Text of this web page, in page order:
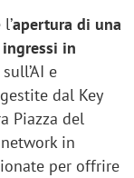
apertura di una
ingressi in
e
gestite dal Key
Piazza del
in
per offrire